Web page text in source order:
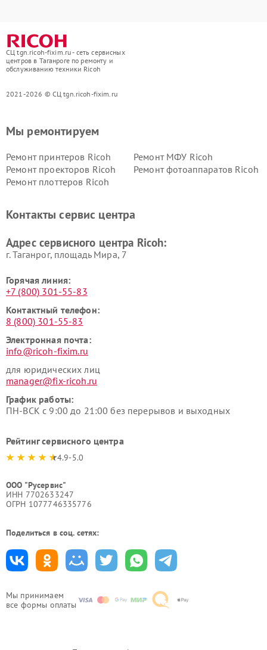
СЦ tgn.ricoh-fixim.ru - сеть сервисных
центров в Таганроге по ремонту и
обслуживанию техники Ricoh
2021-2026 © СЦ tgn.ricoh-fixim.ru
Мы принимаем
все формы оплаты
Мы ремонтируем
Ремонт принтеров Ricoh
Ремонт МФУ Ricoh
Ремонт проекторов Ricoh
Ремонт фотоаппаратов Ricoh
Ремонт плоттеров Ricoh
Контакты сервис центра
Адрес сервисного центра Ricoh:
г. Таганрог, площадь Мира, 7
Горячая линия:
+7 (800) 301-55-83
Контактный телефон:
8 (800) 301-55-83
Электронная почта:
info@ricoh-fixim.ru
для юридических лиц
manager@fix-ricoh.ru
График работы:
ПН-ВСК с 9:00 до 21:00 без перерывов и выходных
Рейтинг сервисного центра
4.9-5.0
ООО "Русервис"
ИНН 7702633247
ОГРН 1077746335776
Поделиться в соц. сетях: